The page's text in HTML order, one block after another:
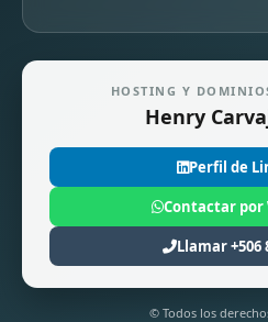
HOSTING Y
Henry
Perfil de
Contactar por
Llamar +506
© Todos los